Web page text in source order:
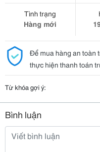
Tình trạng
Hàng mới
Để mua hàng an toàn
thực hiện thanh toán
Từ khóa gợi ý:
Bình luận